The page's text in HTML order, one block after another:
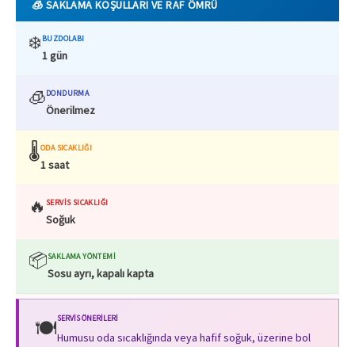
🧊 SAKLAMA KOŞULLARI VE RAF ÖMRÜ
❄️BUZDOLABI
1 gün
🧊DONDURMA
Önerilmez
🌡️ODA SICAKLIĞI
1 saat
🔥 SERVIS SICAKLIĞI
Soğuk
📦SAKLAMA YÖNTEMI
Sosu ayrı, kapalı kapta
🍽️SERVIS ÖNERILERI
Humusu oda sıcaklığında veya hafif soğuk, üzerine bol